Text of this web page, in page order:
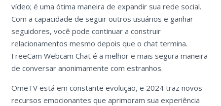
vídeo; é uma ótima maneira de expandir sua rede social.
Com a capacidade de seguir outros usuários e ganhar
seguidores, você pode continuar a construir
relacionamentos mesmo depois que o chat termina.
FreeCam Webcam Chat é a melhor e mais segura maneira
de conversar anonimamente com estranhos.
OmeTV está em constante evolução, e 2024 traz novos
recursos emocionantes que aprimoram sua experiência